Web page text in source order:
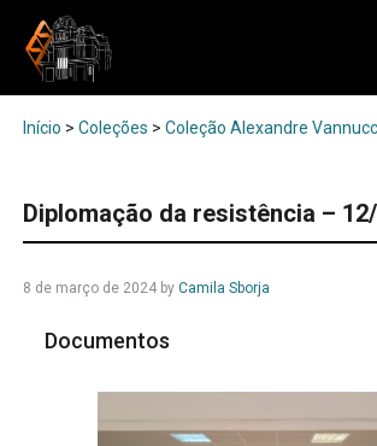
Início > Coleções > Coleção Alexandre
Diplomação da resistência –
8 de março de 2024by Camila Sborja
Documentos